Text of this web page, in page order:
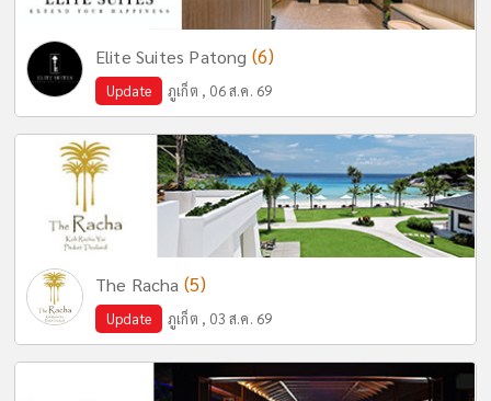
Elite Suites Patong (6)
Update ภูเก็ต , 06 ส.ค. 69
The Racha (5)
Update ภูเก็ต , 03 ส.ค. 69